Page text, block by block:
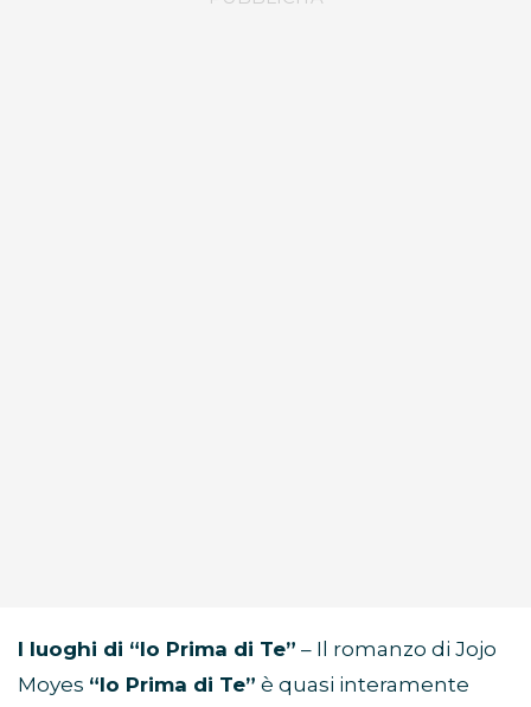
I luoghi di “Io Prima di Te” – Il romanzo di Jojo
Moyes “Io Prima di Te” è quasi interamente